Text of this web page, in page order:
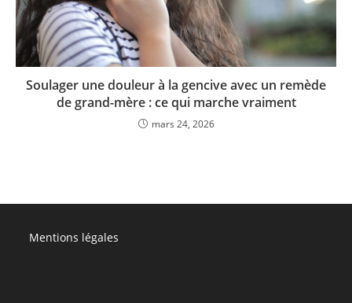
Soulager une douleur à la gencive avec un remède
de grand-mère : ce qui marche vraiment
mars 24, 2026
Mentions légales